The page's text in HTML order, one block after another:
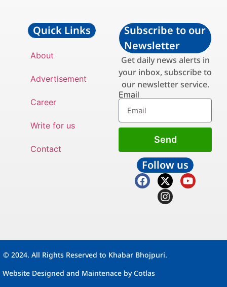
Quick Links
About
Advertisement
Career
Write for us
Contact
Subscribe to our
Newsletter
Get daily news alerts in
your inbox, subscribe to
our newsletter service.
Email
Send
Follow us
© 2024. All Rights Reserved to Khabar Bhojpuri.
Website Designed and Maintenace byCotlas